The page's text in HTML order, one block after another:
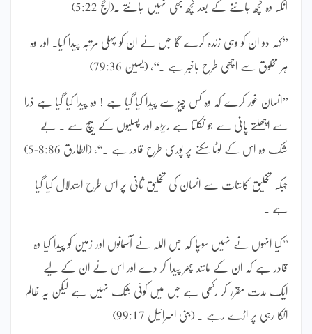
آنکہ وہ کچھ جاننے کے بعد کچھ بھی نہیں جانتے ۔(الحج 5:22)
’’کہہ دو ان کو وہی زندہ کرے گا جس نے ان کو پہلی مرتبہ پیدا کیا۔ اور وہ
ہر مخلوق سے اچھی طرح باخبر ہے ۔‘‘، (یسین 79:36)
’’انسان غور کرے کہ وہ کس چیز سے پیدا کیا گیا ہے ! وہ پیدا کیا گیا ہے ذرا
سے اچھلتے پانی سے جو نکلتا ہے ریڑھ اور پسلیوں کے بیچ سے ۔ بے
شک وہ اس کے لوٹا سکنے پر پوری طرح قادر ہے ۔‘‘، (الطارق 8:86-5)
جبکہ تخلیق کائنات سے انسان کی تخلیق ثانی پر اس طرح استدلال کیا گیا
ہے ۔
’’کیا انہوں نے نہیں سوچا کہ جس اللہ نے آسمانوں اور زمین کو پیدا کیا وہ
قادر ہے کہ ان کے مانند پھر پیدا کر دے اور اس نے ان کے لیے
ایک مدت مقرر کر رکھی ہے جس میں کوئی شک نہیں ہے لیکن یہ ظالم
انکا رہی پر اڑے رہے ۔ (بنی اسرائیل 99:17)